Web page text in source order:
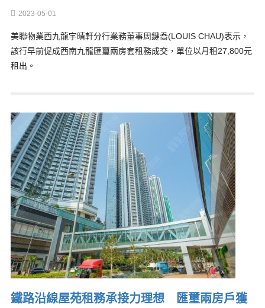
2023-05-01
美聯物業西九龍宇晴軒分行業務董事周鍵喬(LOUIS CHAU)表示，
該行早前促成西南九龍匯璽兩房套租務成交，單位以月租27,800元
租出。
鐵路沿線屋苑租務承接力理想 匯璽兩房戶獲